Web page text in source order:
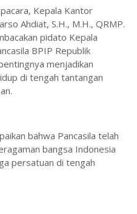
Kepala Kantor
Ahdiat, S.H., M.H., QRMP.
pidato Kepala
BPIP Republik
menjadikan
di tengah tantangan
bahwa Pancasila telah
bangsa Indonesia
persatuan di tengah